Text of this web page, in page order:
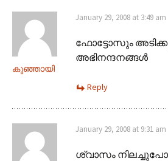
കുഞ്ഞായി
January 29, 2008 at 3:49 am
ഫോട്ടോസും
അഭിനന്ദനങ്ങള്‍
Reply
January 29, 2008 at 9:31 am
ശ്വാസം